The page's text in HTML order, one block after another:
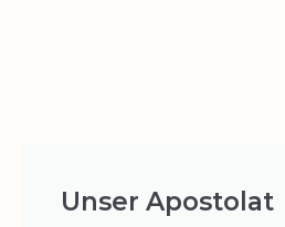
Unser Apostolat